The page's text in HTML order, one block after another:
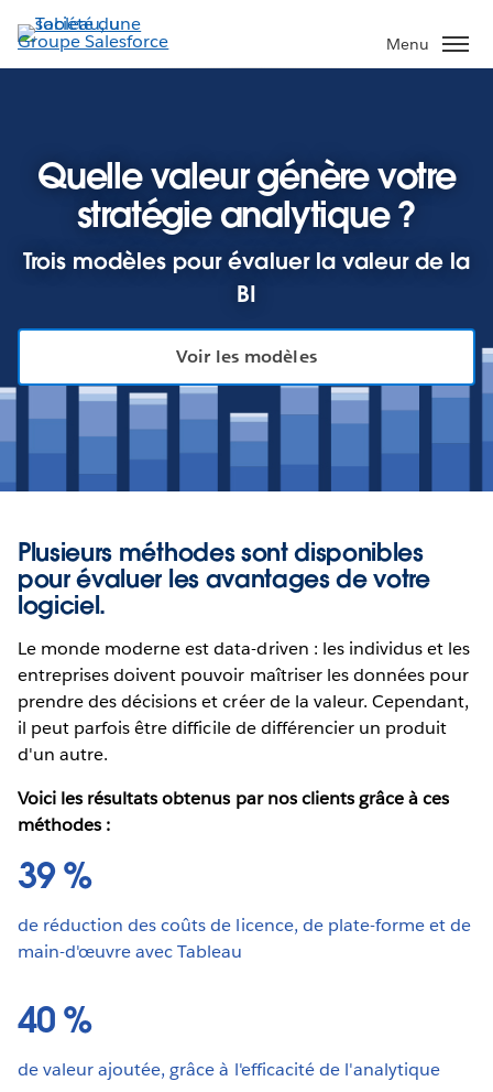
Aller
au
contenu
Menu
Quelle valeur génère votre
stratégie analytique ?
Trois modèles pour évaluer la valeur de la
BI
Voir les modèles
Plusieurs méthodes sont disponibles
pour évaluer les avantages de votre
logiciel.
Le monde moderne est data-driven : les individus et les
entreprises doivent pouvoir maîtriser les données pour
prendre des décisions et créer de la valeur. Cependant,
il peut parfois être difficile de différencier un produit
d'un autre.
Voici les résultats obtenus par nos clients grâce à ces
méthodes :
39 %
de réduction des coûts de licence, de plate-forme et de
main-d'œuvre avec Tableau
40 %
de valeur ajoutée, grâce à l'efficacité de l'analytique